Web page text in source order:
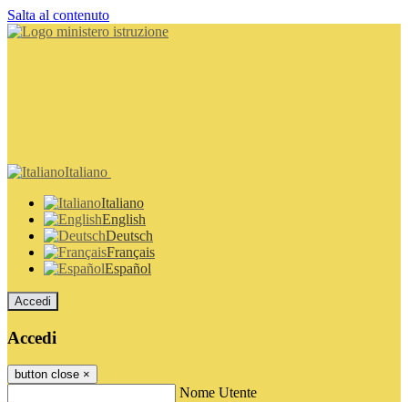
Salta al contenuto
Italiano
Italiano
English
Deutsch
Français
Español
Accedi
Accedi
button close ×
Nome Utente